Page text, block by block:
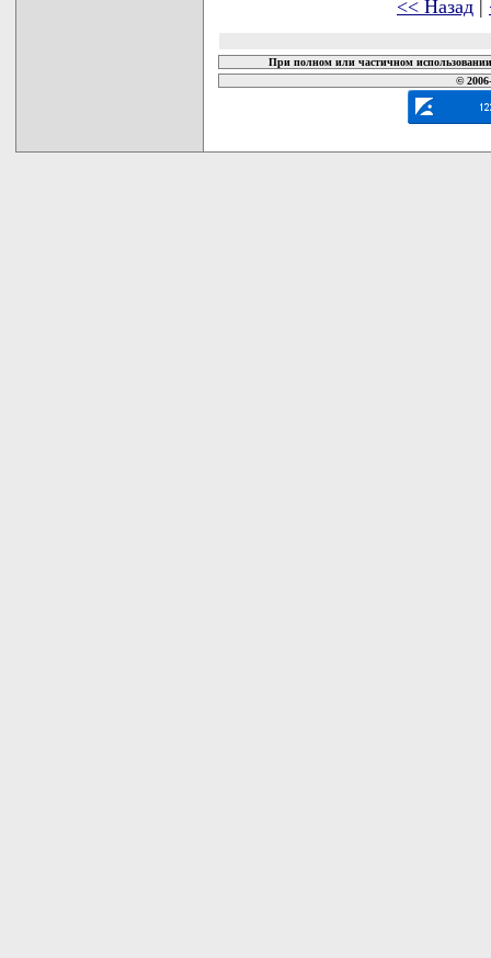
<< Назад
При полном или частичном
©